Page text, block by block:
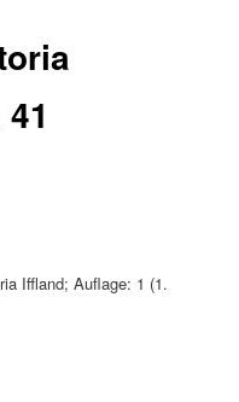
Iffland; Auflage: 1 (1.